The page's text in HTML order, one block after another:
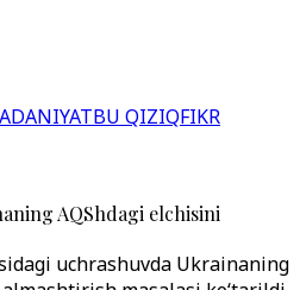
BU QIZIQFIKR
AQShdagi elchisini
uchrashuvda Ukrainaning